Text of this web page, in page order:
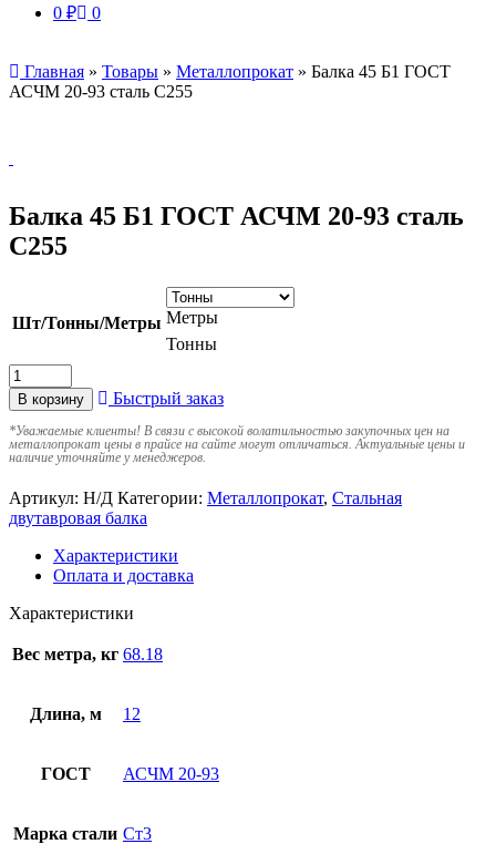
0 ₽ 0
Главная » Товары » Металлопрокат » Балка 45 Б1 ГОСТ
АСЧМ 20-93 сталь С255
Балка 45 Б1 ГОСТ АСЧМ 20-93 сталь
С255
Шт/Тонны/Метры Метры
Тонны
В корзину Быстрый заказ
*Уважаемые клиенты! В связи с высокой волатильностью закупочных цен на
металлопрокат цены в прайсе на сайте могут отличаться. Актуальные цены и
наличие уточняйте у менеджеров.
Артикул: Н/Д Категории: Металлопрокат, Стальная
двутавровая балка
Характеристики
Оплата и доставка
Характеристики
Вес метра, кг 68.18
Длина, м 12
ГОСТ АСЧМ 20-93
Марка стали Ст3